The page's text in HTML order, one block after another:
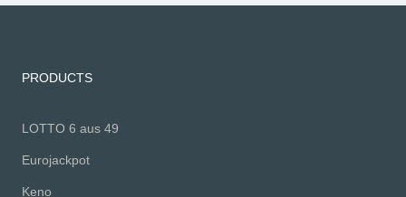
PRODUCTS
LOTTO 6 aus 49
Eurojackpot
Keno